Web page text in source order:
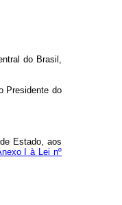
do Brasil,
Presidente do
Estado, aos
I à Lei nº